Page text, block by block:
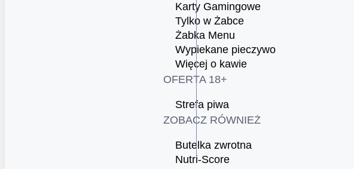
Karty Gamingowe
Tylko w Żabce
Żabka Menu
Wypiekane pieczywo
Więcej o kawie
OFERTA 18+
Strefa piwa
ZOBACZ RÓWNIEŻ
Butelka zwrotna
Nutri-Score